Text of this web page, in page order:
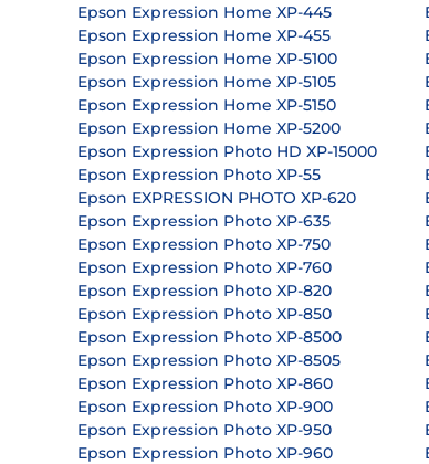
Epson Expression Home XP-445
Epson Expression Home XP-455
Epson Expression Home XP-5100
Epson Expression Home XP-5105
Epson Expression Home XP-5150
Epson Expression Home XP-5200
Epson Expression Photo HD XP-15000
Epson Expression Photo XP-55
Epson EXPRESSION PHOTO XP-620
Epson Expression Photo XP-635
Epson Expression Photo XP-750
Epson Expression Photo XP-760
Epson Expression Photo XP-820
Epson Expression Photo XP-850
Epson Expression Photo XP-8500
Epson Expression Photo XP-8505
Epson Expression Photo XP-860
Epson Expression Photo XP-900
Epson Expression Photo XP-950
Epson Expression Photo XP-960